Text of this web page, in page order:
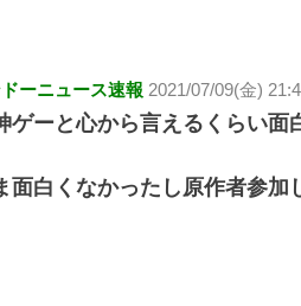
ーニュース速報 2021/07/09(金)
ゲーと心から言えるくらい
面白くなかったし原作者参加